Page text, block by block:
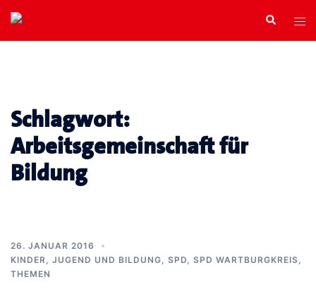
Zum
Inhalt
springen
Search
Schlagwort:
Arbeitsgemeinschaft für
Bildung
26. JANUAR 2016
KINDER, JUGEND UND BILDUNG
SPD SPD WARTBURGKREIS
THEMEN